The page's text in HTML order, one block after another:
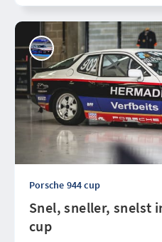
Porsche 944 cup
Snel, sneller, snelst
cup